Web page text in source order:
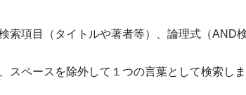
索項目（タイトルや著者等）、論理式（AND
スペースを除外して１つの言葉として検索